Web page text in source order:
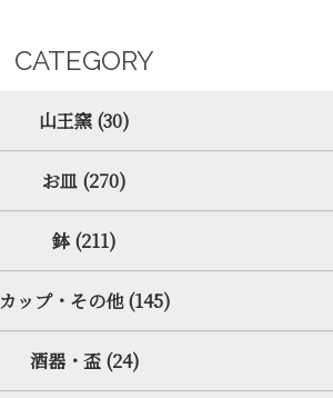
CATEGORY
山王窯 (30)
お皿 (270)
鉢 (211)
カップ・その他 (145)
酒器・盃 (24)